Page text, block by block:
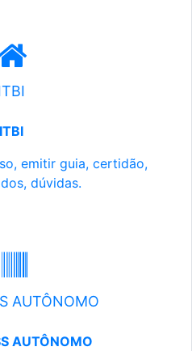
ITBI
emitir guia, certidão,
dúvidas.
AUTÔNOMO
AUTÔNOMO